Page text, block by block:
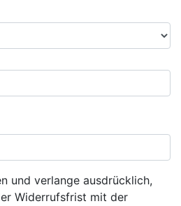
und verlange ausdrücklich,
Widerrufsfrist mit der